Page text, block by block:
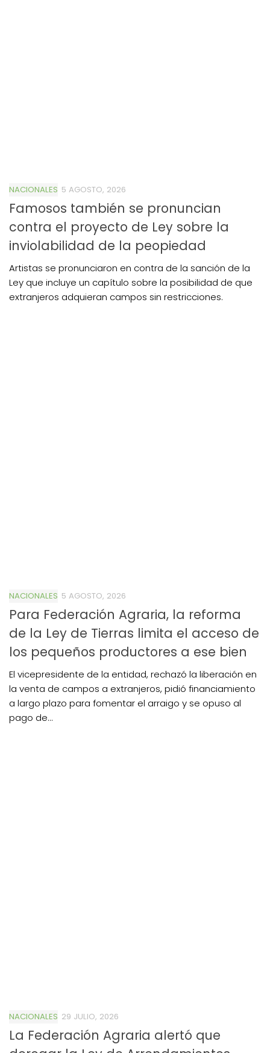
NACIONALES 5 AGOSTO, 2026
Famosos también se pronuncian
contra el proyecto de Ley sobre la
inviolabilidad de la peopiedad
Artistas se pronunciaron en contra de la sanción de la
Ley que incluye un capítulo sobre la posibilidad de que
extranjeros adquieran campos sin restricciones.
NACIONALES 5 AGOSTO, 2026
Para Federación Agraria, la reforma
de la Ley de Tierras limita el acceso de
los pequeños productores a ese bien
El vicepresidente de la entidad, rechazó la liberación en
la venta de campos a extranjeros, pidió financiamiento
a largo plazo para fomentar el arraigo y se opuso al
pago de...
NACIONALES 29 JULIO, 2026
La Federación Agraria alertó que